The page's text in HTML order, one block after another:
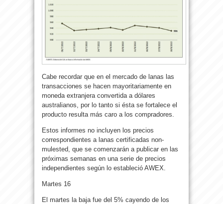
Cabe recordar que en el mercado de lanas las
transacciones se hacen mayoritariamente en
moneda extranjera convertida a dólares
australianos, por lo tanto si ésta se fortalece el
producto resulta más caro a los compradores.
Estos informes no incluyen los precios
correspondientes a lanas certificadas non-
mulested, que se comenzarán a publicar en las
próximas semanas en una serie de precios
independientes según lo estableció AWEX.
Martes 16
El martes la baja fue del 5% cayendo de los